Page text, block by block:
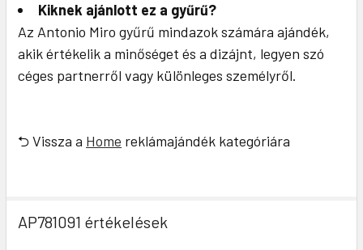
Kiknek ajánlott ez a gyűrű?
Az Antonio Miro gyűrű mindazok számára ajándék,
akik értékelik a minőséget és a dizájnt, legyen szó
céges partnerről vagy különleges személyről.
⮌ Vissza a Home reklámajándék kategóriára
AP781091 értékelések